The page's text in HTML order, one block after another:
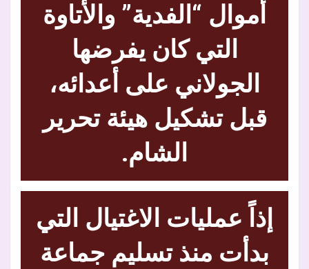
أموال “الفدية” والأتاوة
التي كان يفرضها
الجولاني على أعدائه،
قبل تشكيل هيئة تحرير
الشام.
إذاً عمليات الاغتيال التي
بدأت منذ تسليم جماعة